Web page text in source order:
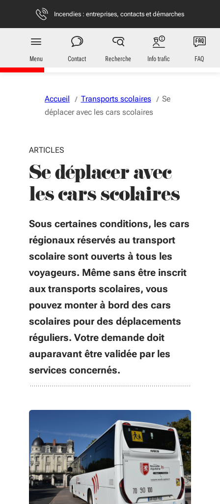
Vous naviguez en mode anonymisé,
Incendies : entreprises, contacts et démarches
Transports
en Nouvelle-Aquitaine
Menu Contact Recherche Info trafic FAQ
Accueil Transports scolaires
Se
déplacer avec les cars scolaires
ARTICLES
Se déplacer avec
les cars scolaires
Sous certaines conditions, les cars
régionaux réservés au transport
scolaire sont ouverts à tous les
voyageurs. Même sans être inscrit
aux transports scolaires, vous
pouvez monter à bord des cars
scolaires pour des déplacements
réguliers. Votre demande doit
auparavant être validée par les
services concernés.